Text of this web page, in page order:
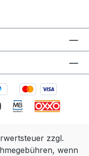
zzgl.
wenn